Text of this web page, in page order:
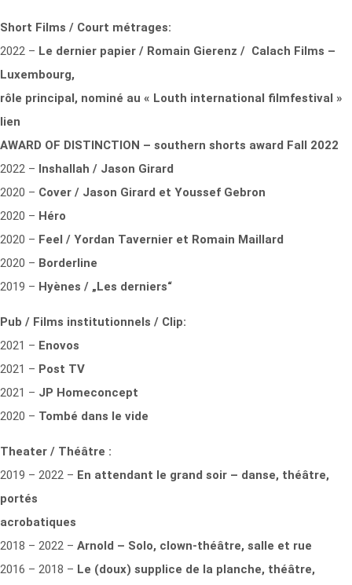
Short Films / Court métrages:
2022 – Le dernier papier / Romain Gierenz / Calach Films –
Luxembourg,
rôle principal, nominé au « Louth international filmfestival »
lien
AWARD OF DISTINCTION – southern shorts award Fall 2022
2022 – Inshallah / Jason Girard
2020 – Cover / Jason Girard et Youssef Gebron
2020 – Héro
2020 – Feel / Yordan Tavernier et Romain Maillard
2020 – Borderline
2019 – Hyènes / „Les derniers“
Pub / Films institutionnels / Clip:
2021 – Enovos
2021 – Post TV
2021 – JP Homeconcept
2020 – Tombé dans le vide
Theater / Théâtre :
2019 – 2022 – En attendant le grand soir – danse, théâtre,
portés
acrobatiques
2018 – 2022 – Arnold – Solo, clown-théâtre, salle et rue
2016 – 2018 – Le (doux) supplice de la planche, théâtre,